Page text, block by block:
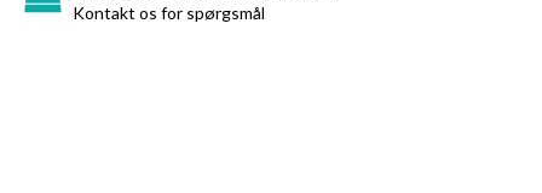
Kontakt os for spørgsmål